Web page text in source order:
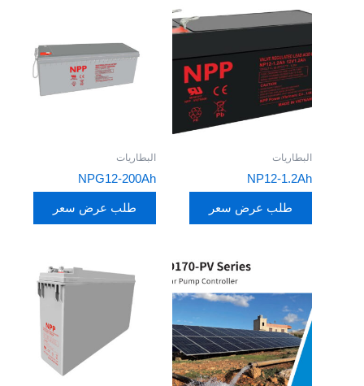
البطاريات
NP12-1.2Ah
طلب عرض سعر
البطاريات
NPG12-200Ah
طلب عرض سعر